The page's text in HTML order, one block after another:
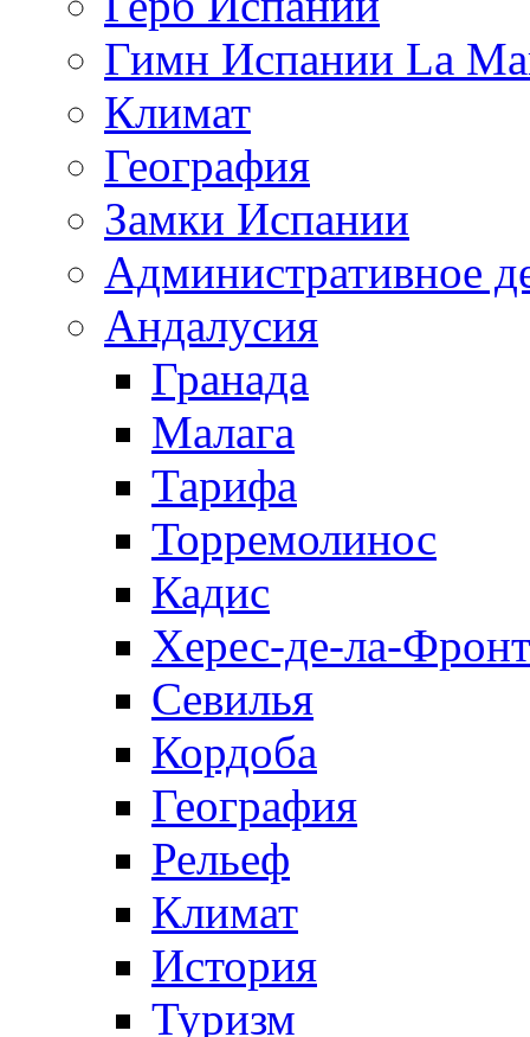
Гимн Испании La
Климат
География
Замки Испании
Административное
Андалусия
Гранада
Малага
Тарифа
Торремолинос
Кадис
Херес-де-ла-
Севилья
Кордоба
География
Рельеф
Климат
История
Туризм